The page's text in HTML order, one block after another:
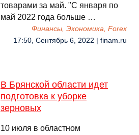
товарами за май. "С января по
май 2022 года больше …
Финансы, Экономика, Forex
17:50, Сентябрь 6, 2022 | finam.ru
В Брянской области идет
подготовка к уборке
зерновых
10 июля в областном